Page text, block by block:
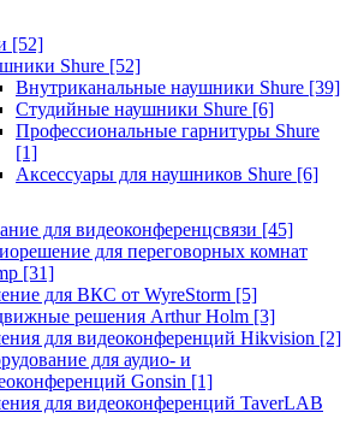
[52]
Shure [52]
Внутриканальные наушники Shure [39]
Студийные наушники Shure [6]
Профессиональные гарнитуры Shure
[1]
Аксессуары для наушников Shure [6]
для видеоконференцсвязи [45]
для переговорных комнат
[31]
для ВКС от WyreStorm [5]
решения Arthur Holm [3]
для видеоконференций Hikvision [2]
для аудио- и
Gonsin [1]
для видеоконференций TaverLAB